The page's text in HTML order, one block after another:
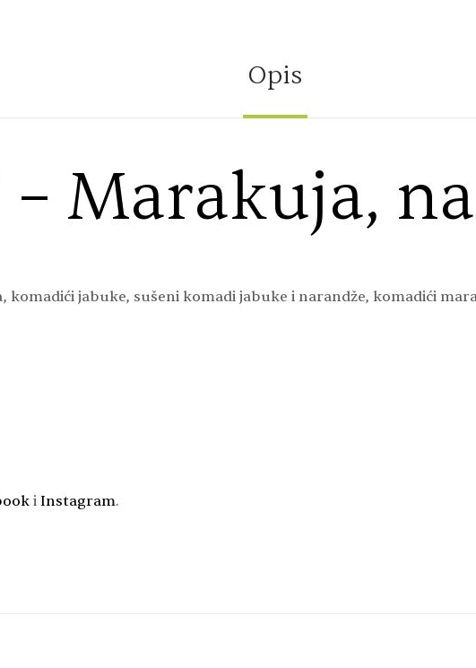
Opis
Marakuja,
komadići jabuke, sušeni komadi jabuke i narandže, komadići
i Instagram.